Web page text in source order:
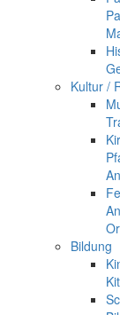
Kultur /
Bildung